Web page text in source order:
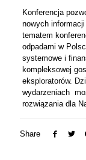
Konferencja
nowych
tematem
odpadami w
systemowe i
kompleksowej
eksploratorów.
wydarzeniach
rozwiązania dla
Share